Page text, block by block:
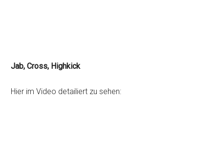
Jab, Cross, Highkick
Hier im Video detailiert zu sehen: